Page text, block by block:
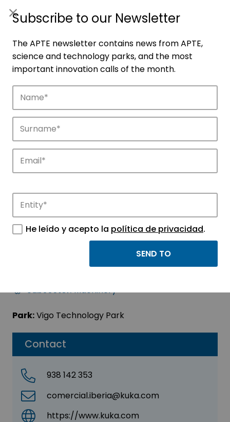
Companies
Discover the companies that drive
Contact
938 142 353
comercial.iberia@kuka.com
https://www.kuka.com
KUKA IBERIA SAU
Subsector:Machinery
Park:Vigo Technology Park
Subscribe to our Newsletter
The APTE newsletter contains news from APTE,
science and technology parks, and the most
important innovation calls of the month.
He leído y acepto la política de privacidad.